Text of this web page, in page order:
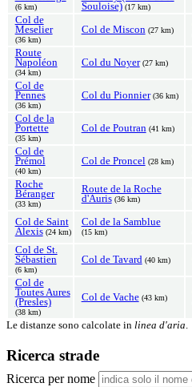
(6 km)
Souloise) (17 km)
Col de
Meselier
(36 km)
Col de Miscon (27 km)
Route
Napoléon
(34 km)
Col du Noyer (27 km)
Col de
Pennes
(36 km)
Col du Pionnier (36 km)
Col de la
Portette
(35 km)
Col de Poutran (41 km)
Col de
Prémol
(40 km)
Col de Proncel (28 km)
Roche
Béranger
(33 km)
Route de la Roche
d'Auris (36 km)
Col de Saint
Alexis (24 km)
Col de la Samblue
(15 km)
Col de St.
Sébastien
(6 km)
Col de Tavard (40 km)
Col de
Toutes Aures
(Presles)
(38 km)
Col de Vache (43 km)
Le distanze sono calcolate in linea d'aria.
Ricerca strade
Ricerca per nome